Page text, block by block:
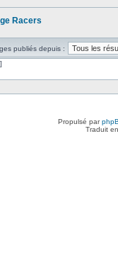
Racers
publiés depuis :
Propulsé par
Traduit